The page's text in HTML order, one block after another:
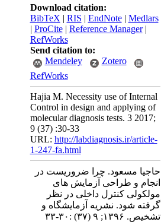
Download citation:
BibTeX | RIS | EndNote| Medlars
| ProCite| Reference Manager|
RefWorks
Send citation to:
Mendeley
Zotero
RefWorks
Hajia M. Necessity use of Internal
Control in design and applying of
molecular diagnosis tests. 3 2017;
9 (37) :30-33
URL: http://labdiagnosis.ir/article-
1-247-fa.html
حاجیا مسعود. چرا ضروریست در
انجام و طراحی آزمایش های
مولکولی کنترل داخلی در نظر
گرفته شود. نشریه آزمایشگاه و
تشخیص. ۱۳۹۶; ۹ (۳۷) :۳۰-۳۳